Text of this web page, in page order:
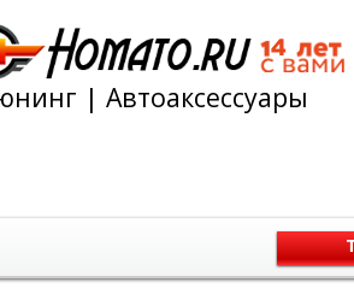
| Автоаксессуары